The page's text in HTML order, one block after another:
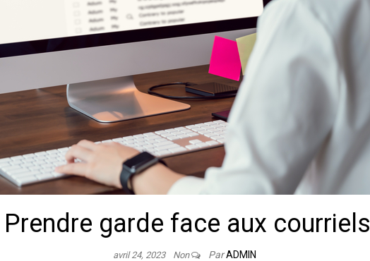
Prendre garde face aux courriels
avril 24, 2023 Non ParADMIN